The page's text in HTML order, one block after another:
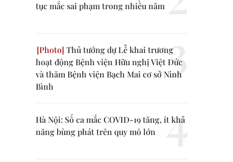
tục mắc sai phạm trong nhiều năm
Thủ tướng dự Lễ khai trương
hoạt động Bệnh viện Hữu nghị Việt Đức
và thăm Bệnh viện Bạch Mai cơ sở Ninh
Bình
Hà Nội: Số ca mắc COVID-19 tăng, ít khả
năng bùng phát trên quy mô lớn